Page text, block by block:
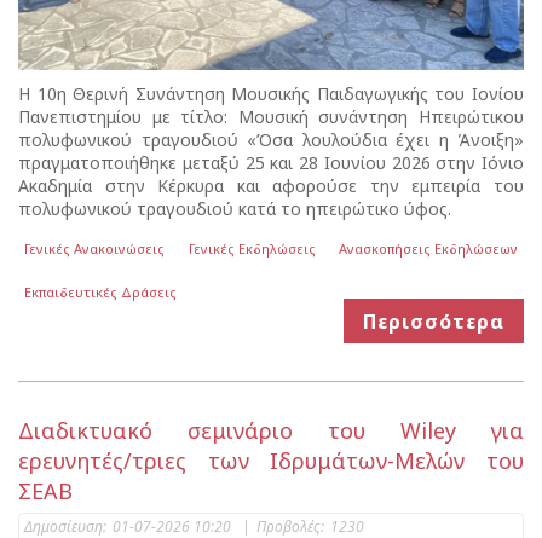
Η 10η Θερινή Συνάντηση Μουσικής Παιδαγωγικής του Ιονίου
Πανεπιστημίου με τίτλο: Μουσική συνάντηση Ηπειρώτικου
πολυφωνικού τραγουδιού «Όσα λουλούδια έχει η Άνοιξη»
πραγματοποιήθηκε μεταξύ 25 και 28 Ιουνίου 2026 στην Ιόνιο
Ακαδημία στην Κέρκυρα και αφορούσε την εμπειρία του
πολυφωνικού τραγουδιού κατά το ηπειρώτικο ύφος.
Γενικές Ανακοινώσεις Γενικές Εκδηλώσεις Ανασκοπήσεις Εκδηλώσεων
Εκπαιδευτικές Δράσεις
Περισσότερα
Διαδικτυακό σεμινάριο του Wiley για
ερευνητές/τριες των Ιδρυμάτων-Μελών του
ΣΕΑΒ
Δημοσίευση: 01-07-2026 10:20 | Προβολές: 1230